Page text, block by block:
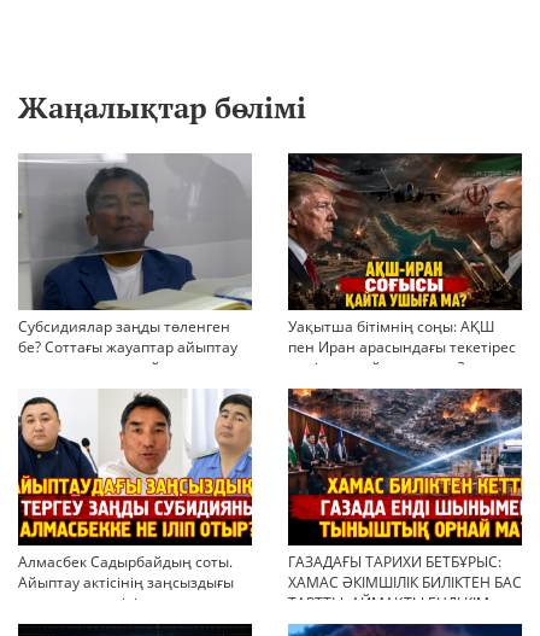
Жаңалықтар бөлімі
Субсидиялар заңды төленген
бе? Соттағы жауаптар айыптау
тұжырымдарын қайта қарауға
негіз бола ала ма?
Уақытша бітімнің соңы: АҚШ
пен Иран арасындағы текетірес
неліктен қайта ушықты?
Алмасбек Садырбайдың соты.
Айыптау актісінің заңсыздығы
мен қолдан өсірілген
миллиондар
ГАЗАДАҒЫ ТАРИХИ БЕТБҰРЫС:
ХАМАС ӘКІМШІЛІК БИЛІКТЕН БАС
ТАРТТЫ. АЙМАҚТЫ ЕНДІ КІМ
БАСҚАРАДЫ?